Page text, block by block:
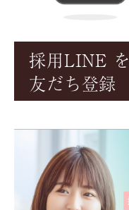
採用LINE を
友だち登録